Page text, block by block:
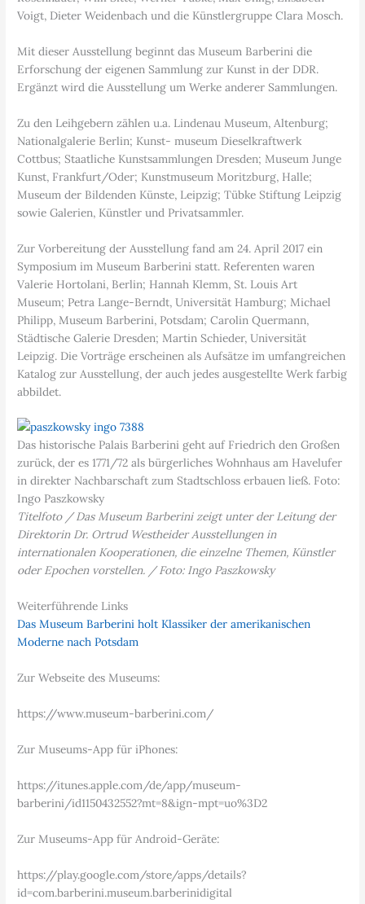
Voigt, Dieter Weidenbach und die Künstlergruppe Clara Mosch.
Mit dieser Ausstellung beginnt das Museum Barberini die
Erforschung der eigenen Sammlung zur Kunst in der DDR.
Ergänzt wird die Ausstellung um Werke anderer Sammlungen.
Zu den Leihgebern zählen u.a. Lindenau Museum, Altenburg;
Nationalgalerie Berlin; Kunst- museum Dieselkraftwerk
Cottbus; Staatliche Kunstsammlungen Dresden; Museum Junge
Kunst, Frankfurt/Oder; Kunstmuseum Moritzburg, Halle;
Museum der Bildenden Künste, Leipzig; Tübke Stiftung Leipzig
sowie Galerien, Künstler und Privatsammler.
Zur Vorbereitung der Ausstellung fand am 24. April 2017 ein
Symposium im Museum Barberini statt. Referenten waren
Valerie Hortolani, Berlin; Hannah Klemm, St. Louis Art
Museum; Petra Lange-Berndt, Universität Hamburg; Michael
Philipp, Museum Barberini, Potsdam; Carolin Quermann,
Städtische Galerie Dresden; Martin Schieder, Universität
Leipzig. Die Vorträge erscheinen als Aufsätze im umfangreichen
Katalog zur Ausstellung, der auch jedes ausgestellte Werk farbig
abbildet.
Das historische Palais Barberini geht auf Friedrich den Großen
zurück, der es 1771/72 als bürgerliches Wohnhaus am Havelufer
in direkter Nachbarschaft zum Stadtschloss erbauen ließ. Foto:
Ingo Paszkowsky
Titelfoto / Das Museum Barberini zeigt unter der Leitung der
Direktorin Dr. Ortrud Westheider Ausstellungen in
internationalen Kooperationen, die einzelne Themen, Künstler
oder Epochen vorstellen. / Foto: Ingo Paszkowsky
Weiterführende Links
Das Museum Barberini holt Klassiker der amerikanischen
Moderne nach Potsdam
Zur Webseite des Museums:
https://www.museum-barberini.com/
Zur Museums-App für iPhones:
https://itunes.apple.com/de/app/museum-
barberini/id1150432552?mt=8&ign-mpt=uo%3D2
Zur Museums-App für Android-Geräte:
https://play.google.com/store/apps/details?
id=com.barberini.museum.barberinidigital